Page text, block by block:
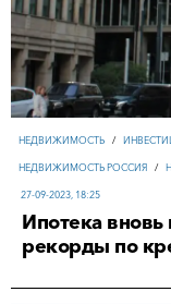
НЕДВИЖИМОСТЬ /
НЕДВИЖИМОСТЬ РОССИЯ /
27-09-2023, 18:25
Ипотека вновь
рекорды по